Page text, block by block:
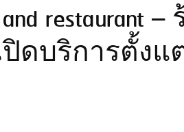
and
ปิดบริการตั้ง